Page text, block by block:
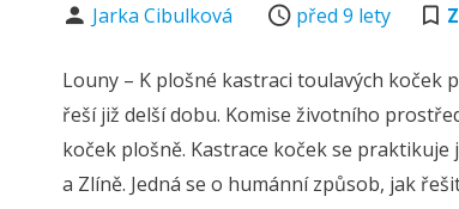
Jarka Cibulková před 9 lety
Louny – K plošné kastraci toulavých koček
řeší již delší dobu. Komise životního
koček plošně. Kastrace koček se
a Zlíně. Jedná se o humánní způsob, jak